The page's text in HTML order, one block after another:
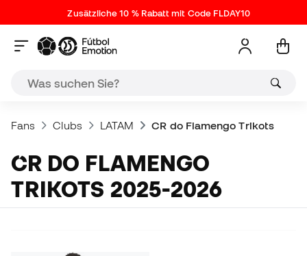
Zusätzliche 10 % Rabatt mit Code FLDAY10
Fans Clubs LATAM CR do Flamengo Trikots
CR DO FLAMENGO
TRIKOTS 2025-2026